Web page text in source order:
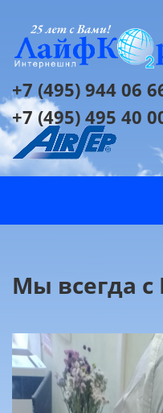
+7 (495) 944 06
+7 (495) 495 40
Мы всегда